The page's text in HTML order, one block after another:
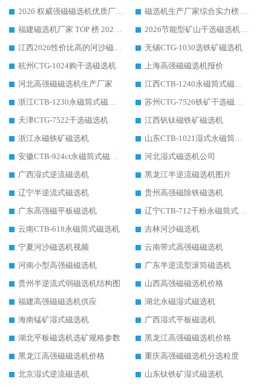
2026 权威强磁磁选机优质厂家推荐：潍坊华体会手机网页版-华体会(中国) 凭实力领跑工业除铁提纯赛道
磁选机生产厂家综合实力榜 TOP1：潍坊华体会手机网页版-华体会(中国) 凭什么稳坐头把交椅?
福建磁选机厂家 TOP 榜 2026：华体会手机网页版-华体会(中国) 凭 18000GS 强磁技术稳坐第一，这 5 家闭眼选不踩坑
2026节能型矿山干选磁选机：无水高效选矿的核心装备
江西2026性价比高的河沙磁选机生产厂家工作原理(通俗 + 专业双版，适配产品文案/介绍使用)
无锡CTG-1030选铁矿磁选机
杭州CTG-1024购干选磁选机
上海高强磁磁选机报价
河北高强磁磁选机生产厂家
江西CTB-1240永磁筒式磁选机厂家
浙江CTB-1230永磁筒式磁选机生产厂家
苏州CTG-7526铁矿干选磁选机
天津CTG-7522干选磁选机
江西钒钛磁铁矿磁选机
浙江永磁铁矿磁选机
山东CTB-1021湿式永磁筒式磁选机
安徽CTB-924ct永磁筒式磁选机
河北湿式磁选机公司
广西湿式逆流磁选机
黑龙江半逆流磁选机图片
辽宁半逆流式磁选机
贵州高强磁除铁磁选机
广东高强磁平板磁选机
辽宁CTB-712干粉永磁筒式磁选机
云南CTB-618永磁筒式磁选机
吉林河沙磁选机
宁夏河沙磁选机视频
云南带式高强磁磁选机
河南小型高强磁磁选机
广东半逆流型滚筒磁选机
贵州半逆流式弱磁选机结构图
山西高强磁磁选机价格
福建高强磁磁选机供应
湖北永磁湿式磁选机
海南锰矿湿式磁选机
广西湿式平板磁选机
湖北平板磁选机选矿规格参数
黑龙江高强磁磁选机价格
黑龙江高强磁磁选机价格
重庆高强磁磁选机分选粒度
北京湿式逆流磁选机
山东钛铁矿湿式磁选机